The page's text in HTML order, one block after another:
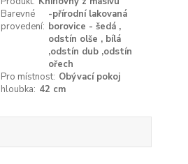
Barevné
provedení:
-přírodní lakovaná
borovice - šedá ,
odstín olše , bílá
,odstín dub ,odstín
ořech
Pro místnost: Obývací pokoj
hloubka: 42 cm